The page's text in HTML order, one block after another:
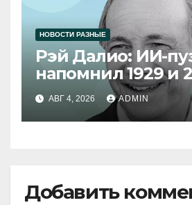
НОВОСТИ РАЗНЫЕ
Рэй Далио: ИИ-
напомнил 1929 и
АВГ 4, 2026 ADMIN
Добавить